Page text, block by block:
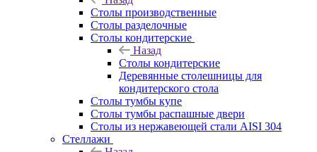
Столы производственные
Столы разделочные
Столы кондитерские
Назад
Столы кондитерские
Деревянные столешницы для
кондитерского стола
Столы тумбы купе
Столы тумбы распашные двери
Столы из нержавеющей стали AISI 304
Стеллажи